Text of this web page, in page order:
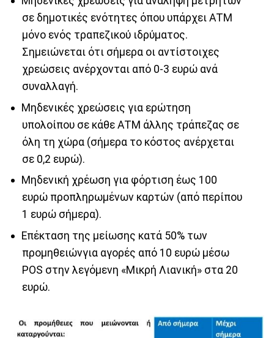
σε δημοτικές ενότητες όπου υπάρχει ΑΤΜ
μόνο ενός τραπεζικού ιδρύματος.
Σημειώνεται ότι σήμερα οι αντίστοιχες
χρεώσεις ανέρχονται από 0-3 ευρώ ανά
συναλλαγή.
Μηδενικές χρεώσεις για ερώτηση
υπολοίπου σε κάθε ΑΤΜ άλλης τράπεζας σε
όλη τη χώρα (σήμερα το κόστος ανέρχεται
σε 0,2 ευρώ).
Μηδενική χρέωση για φόρτιση έως 100
ευρώ προπληρωμένων καρτών (από περίπου
1 ευρώ σήμερα).
Επέκταση της μείωσης κατά 50% των
προμηθειώνγια αγορές από 10 ευρώ μέσω
POS στην λεγόμενη «Μικρή Λιανική» στα 20
ευρώ.